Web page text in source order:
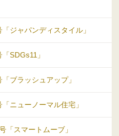
ジャパンディスタイル」
SDGs11」
ブラッシュアップ」
ニューノーマル住宅」
「スマートムーブ」